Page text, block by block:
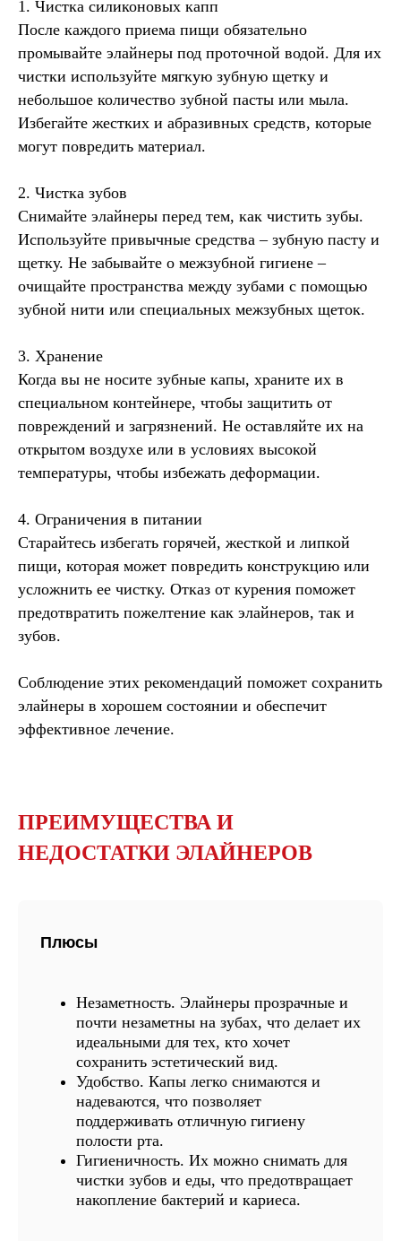
1. Чистка силиконовых капп
После каждого приема пищи обязательно
промывайте элайнеры под проточной водой. Для их
чистки используйте мягкую зубную щетку и
небольшое количество зубной пасты или мыла.
Избегайте жестких и абразивных средств, которые
могут повредить материал.
2. Чистка зубов
Снимайте элайнеры перед тем, как чистить зубы.
Используйте привычные средства – зубную пасту и
щетку. Не забывайте о межзубной гигиене –
очищайте пространства между зубами с помощью
зубной нити или специальных межзубных щеток.
3. Хранение
Когда вы не носите зубные капы, храните их в
специальном контейнере, чтобы защитить от
повреждений и загрязнений. Не оставляйте их на
открытом воздухе или в условиях высокой
температуры, чтобы избежать деформации.
4. Ограничения в питании
Старайтесь избегать горячей, жесткой и липкой
пищи, которая может повредить конструкцию или
усложнить ее чистку. Отказ от курения поможет
предотвратить пожелтение как элайнеров, так и
зубов.
Соблюдение этих рекомендаций поможет сохранить
элайнеры в хорошем состоянии и обеспечит
эффективное лечение.
ПРЕИМУЩЕСТВА И
НЕДОСТАТКИ ЭЛАЙНЕРОВ
Плюсы
Незаметность. Элайнеры прозрачные и
почти незаметны на зубах, что делает их
идеальными для тех, кто хочет
сохранить эстетический вид.
Удобство. Капы легко снимаются и
надеваются, что позволяет
поддерживать отличную гигиену
полости рта.
Гигиеничность. Их можно снимать для
чистки зубов и еды, что предотвращает
накопление бактерий и кариеса.